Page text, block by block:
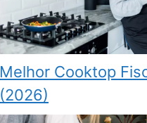
Melhor Cooktop
(2026)